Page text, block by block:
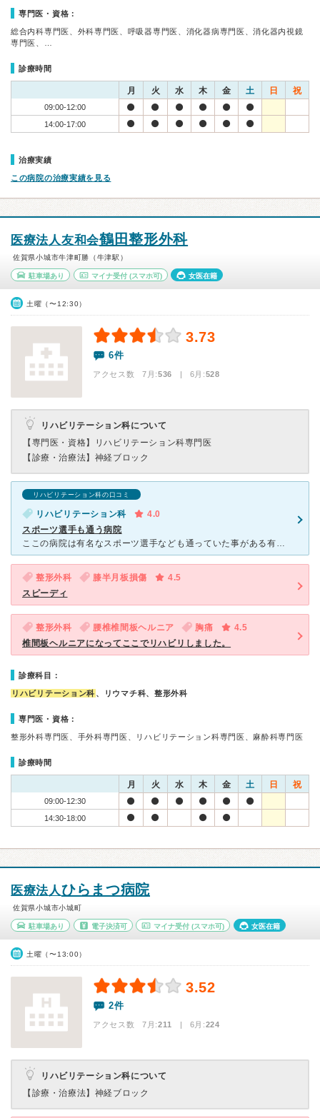
専門医・資格：
総合内科専門医、外科専門医、呼吸器専門医、消化器病専門医、消化器内視鏡
専門医、…
診療時間
月 火 水 木 金 土 日 祝
09:00-12:00
14:00-17:00
治療実績
この病院の治療実績を見る
医療法人友和会鶴田整形外科
佐賀県小城市牛津町勝（牛津駅）
駐車場あり マイナ受付(スマホ可) 女医在籍
土曜（〜12:30）
3.73
6件
アクセス数 7月:536 | 6月:528
リハビリテーション科について
【専門医・資格】
リハビリテーション科専門医
【診療・治療法】 神経ブロック
リハビリテーション科の口コミ
リハビリテーション科
4.0
スポーツ選手も通う病院
ここの病院は有名なスポーツ選手なども通っていた事がある有名な病院なので部活や運動をしている方が多く通われています。患者さんもとても多い方だと思います。私はスポーツをしていた時に足の故障が多かったのでよ
整形外科 膝半月板損傷
4.5
スピーディ
整形外科 腰椎椎間板ヘルニア 胸痛
4.5
椎間板ヘルニアになってここでリハビリしました。
診療科目：
リハビリテーション科 、リウマチ科、整形外科
専門医・資格：
整形外科専門医、手外科専門医、リハビリテーション科専門医、麻酔科専門医
診療時間
月 火 水 木 金 土 日 祝
09:00-12:30
14:30-18:00
医療法人ひらまつ病院
佐賀県小城市小城町
駐車場あり 電子決済可 マイナ受付 (スマホ可) 女医在籍
土曜（〜13:00）
3.52
2件
アクセス数 7月:211 | 6月:224
リハビリテーション科について
【診療・治療法】 神経ブロック